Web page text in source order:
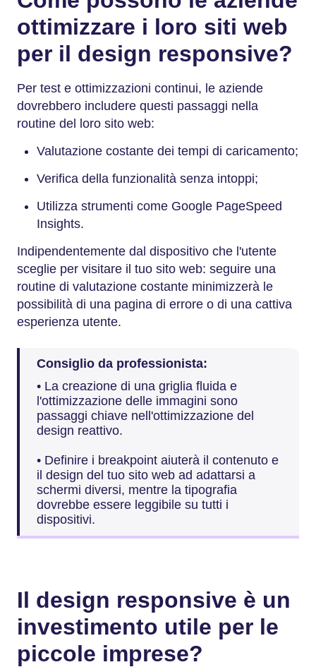
ottimizzare i loro siti web
per il design responsive?
Per test e ottimizzazioni continui, le aziende
dovrebbero includere questi passaggi nella
routine del loro sito web:
Valutazione costante dei tempi di caricamento;
Verifica della funzionalità senza intoppi;
Utilizza strumenti come Google PageSpeed
Insights.
Indipendentemente dal dispositivo che l'utente
sceglie per visitare il tuo sito web: seguire una
routine di valutazione costante minimizzerà le
possibilità di una pagina di errore o di una cattiva
esperienza utente.
Consiglio da professionista:
• La creazione di una griglia fluida e
l'ottimizzazione delle immagini sono
passaggi chiave nell'ottimizzazione del
design reattivo.
• Definire i breakpoint aiuterà il contenuto e
il design del tuo sito web ad adattarsi a
schermi diversi, mentre la tipografia
dovrebbe essere leggibile su tutti i
dispositivi.
Il design responsive è un
investimento utile per le
piccole imprese?